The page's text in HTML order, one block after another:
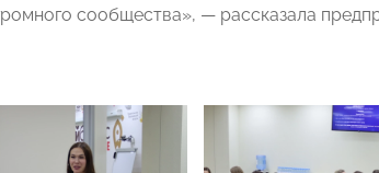
сообщества», — рассказала